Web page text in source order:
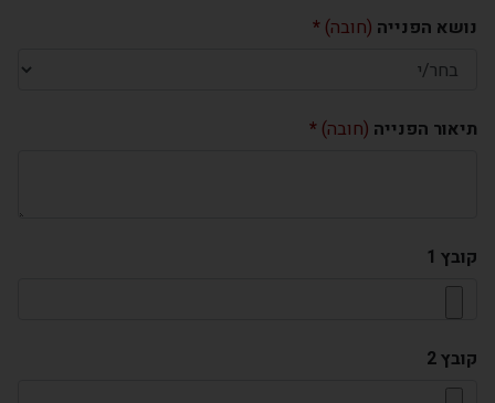
נושא הפנייה (חובה)
תיאור הפנייה (חובה)
קובץ 1
קובץ 2